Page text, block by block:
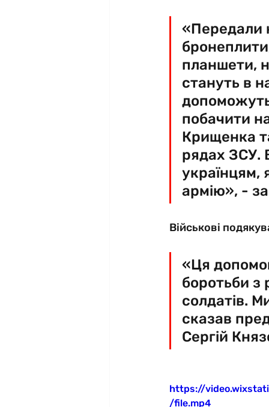
«Передали
планшети,
стануть в
побачити
Крищенка
рядах ЗСУ.
українцям,
армію», -
Військові
«Ця
боротьби з
солдатів.
сказав
Сергій
https://
/file.mp4